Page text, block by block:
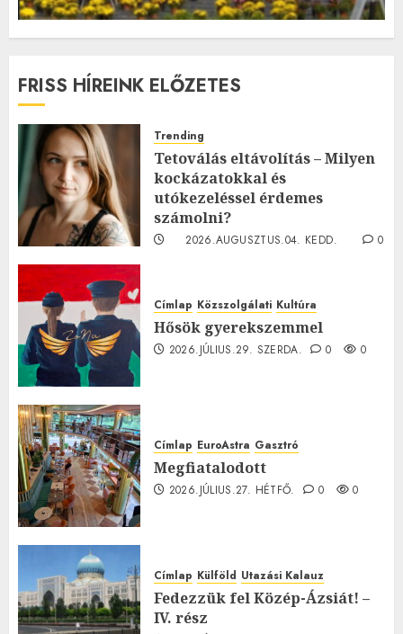
FRISS HÍREINK ELŐZETES
Trending
Tetoválás eltávolítás – Milyen
kockázatokkal és
utókezeléssel érdemes
számolni?
2026.AUGUSZTUS.04. KEDD.
0
Címlap Közszolgálati Kultúra
Hősök gyerekszemmel
2026.JÚLIUS.29. SZERDA. 0 0
Címlap EuroAstra Gasztró
Megfiatalodott
2026.JÚLIUS.27. HÉTFŐ. 0 0
Címlap Külföld Utazási Kalauz
Fedezzük fel Közép-Ázsiát! –
IV. rész